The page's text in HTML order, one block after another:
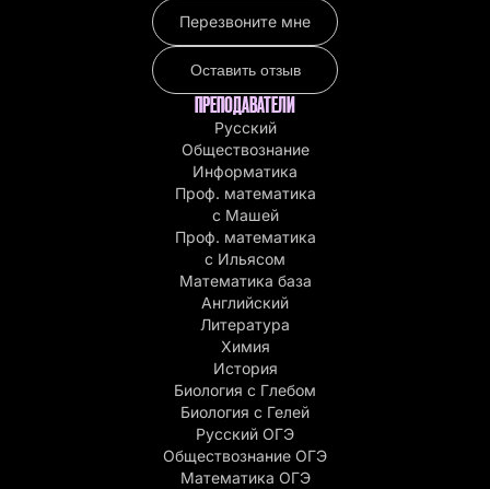
Перезвоните мне
Оставить отзыв
ПРЕПОДАВАТЕЛИ
Русский
Обществознание
Информатика
Проф. математика
с Машей
Проф. математика
c Ильясом
Математика база
Английский
Литература
Химия
История
Биология с Глебом
Биология с Гелей
Русский ОГЭ
Обществознание ОГЭ
Математика ОГЭ